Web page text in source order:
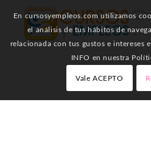
En cursosyempleos.com utilizamos
el análisis de tus hábitos de
relacionada con tus gustos e intereses
INFO en nuestra
Vale ACEPTO